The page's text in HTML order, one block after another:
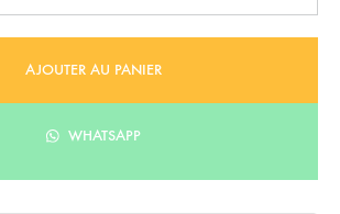
AJOUTER AU PANIER
WHATSAPP